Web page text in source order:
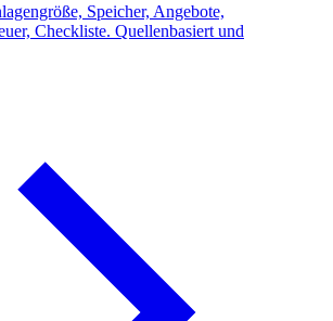
Speicher, Angebote,
Checkliste. Quellenbasiert und